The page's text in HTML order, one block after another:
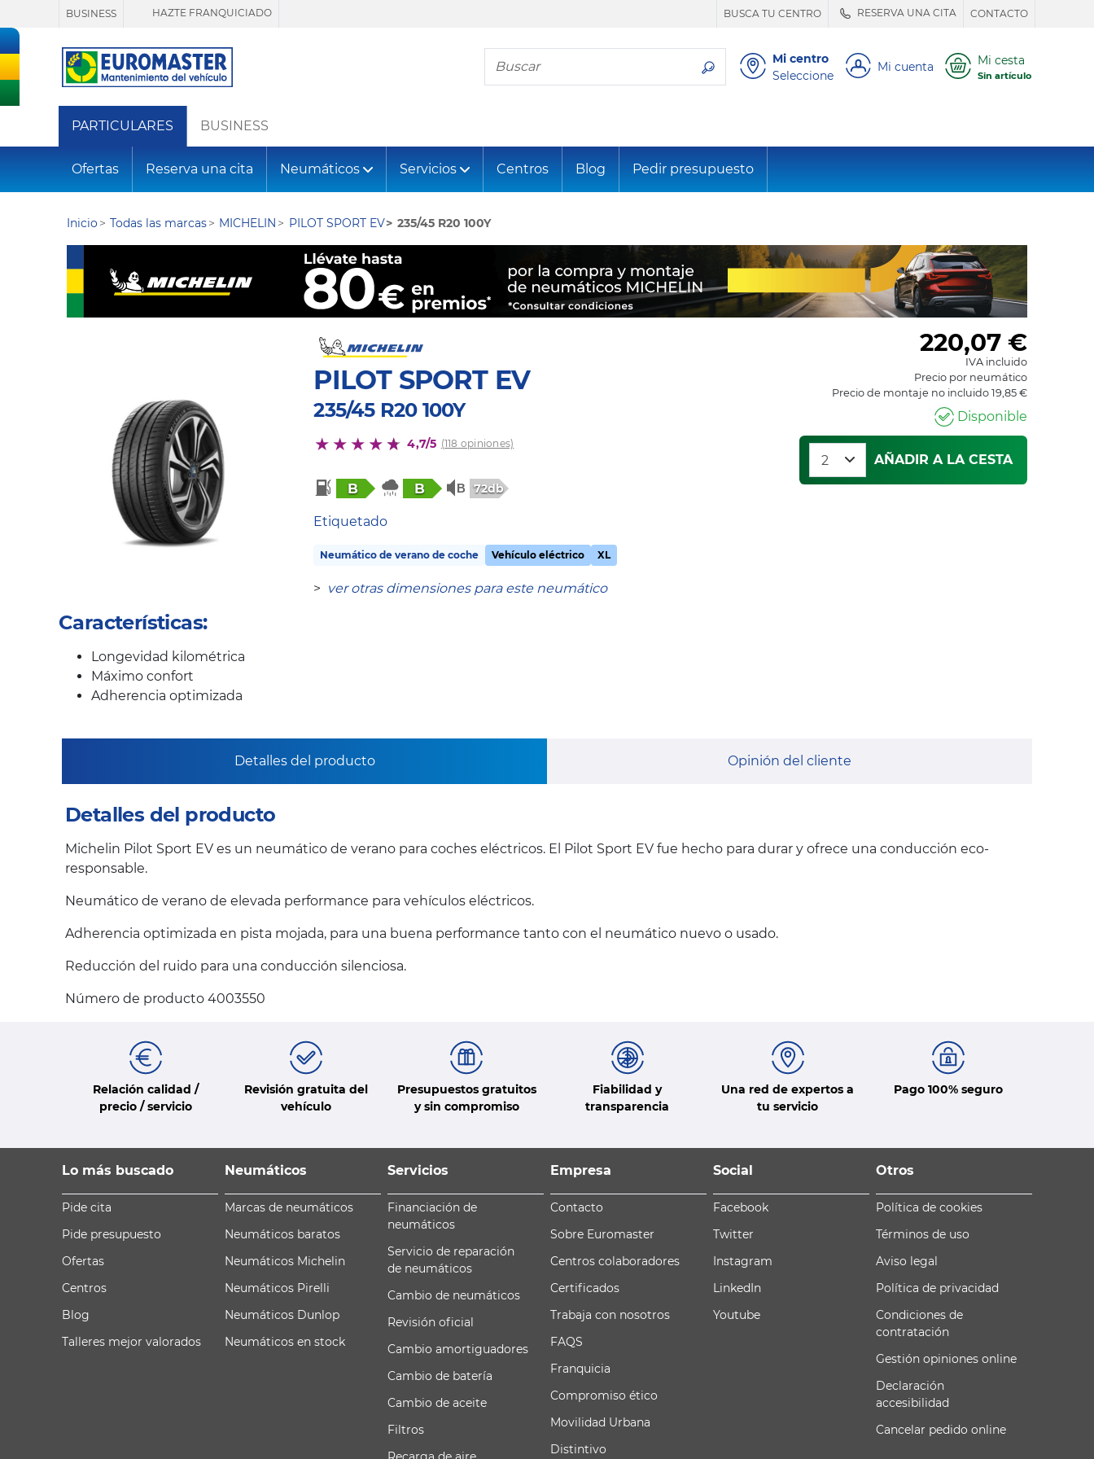
BUSINESS HAZTE FRANQUICIADO BUSCA TU CENTRO RESERVA UNA CITA CONTACTO
Busca tu neumático
Mi centro
Seleccione
Mi cuenta Mi cesta
Sin artículo
PARTICULARES BUSINESS
Ofertas Reserva una cita Neumáticos Servicios Centros Blog Pedir presupuesto
Inicio Todas las marcas MICHELIN PILOT SPORT EV 235/45 R20 100Y
PILOT SPORT EV
235/45 R20 100Y
4,7/5 (118 opiniones)
B B 72db
Etiquetado
Neumático de verano de coche Vehículo eléctrico XL
> ver otras dimensiones para este neumático
220,07 €
IVA incluido
Precio por neumático
Precio de montaje no incluido 19,85 €
Disponible
AÑADIR A LA CESTA
Características:
Longevidad kilométrica
Máximo confort
Adherencia optimizada
Detalles del producto Opinión del cliente
Detalles del producto
Michelin Pilot Sport EV es un neumático de verano para coches eléctricos. El Pilot Sport EV fue hecho para durar y ofrece una conducción eco-
responsable.
Neumático de verano de elevada performance para vehículos eléctricos.
Adherencia optimizada en pista mojada, para una buena performance tanto con el neumático nuevo o usado.
Reducción del ruido para una conducción silenciosa.
Número de producto 4003550
Relación calidad /
precio / servicio
Revisión gratuita del
vehículo
Presupuestos gratuitos
y sin compromiso
Fiabilidad y
transparencia
Una red de expertos a
tu servicio
Pago 100% seguro
Lo más buscado
Pide cita
Pide presupuesto
Ofertas
Centros
Blog
Talleres mejor valorados
Neumáticos
Marcas de neumáticos
Neumáticos baratos
Neumáticos Michelin
Neumáticos Pirelli
Neumáticos Dunlop
Neumáticos en stock
Servicios
Financiación de
neumáticos
Servicio de reparación
de neumáticos
Cambio de neumáticos
Revisión oficial
Cambio amortiguadores
Cambio de batería
Cambio de aceite
Filtros
Empresa
Contacto
Sobre Euromaster
Centros colaboradores
Certificados
Trabaja con nosotros
FAQS
Franquicia
Compromiso ético
Movilidad Urbana
Distintivo
Social
Facebook
Twitter
Instagram
LinkedIn
Youtube
Otros
Política de cookies
Términos de uso
Aviso legal
Política de privacidad
Condiciones de
contratación
Gestión opiniones online
Declaración
accesibilidad
Cancelar pedido online